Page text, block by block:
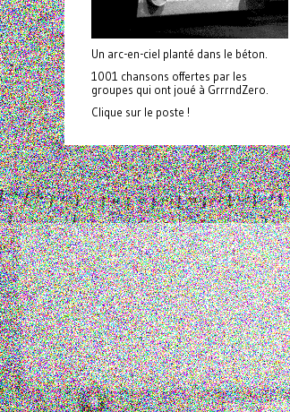
Un arc-en-ciel planté dans le béton.
1001 chansons offertes par les
groupes qui ont joué à GrrrndZero.
Clique sur le poste !